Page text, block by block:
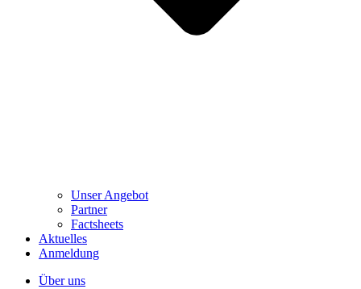
Unser Angebot
Partner
Factsheets
Aktuelles
Anmeldung
Über uns